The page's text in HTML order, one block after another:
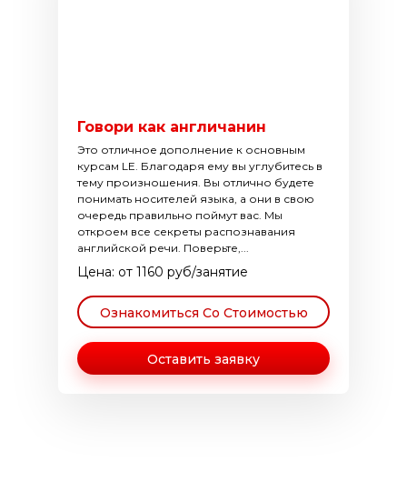
Говори как англичанин
Это отличное дополнение к основным
курсам LE. Благодаря ему вы углубитесь в
тему произношения. Вы отлично будете
понимать носителей языка, а они в свою
очередь правильно поймут вас. Мы
откроем все секреты распознавания
английской речи. Поверьте,...
Цена: от 1160 руб/занятие
Ознакомиться Со Стоимостью
Оставить заявку